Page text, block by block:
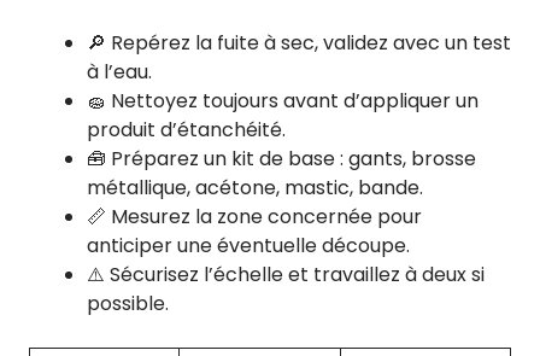
🔎 Repérez la fuite à sec, validez avec un test
à l’eau.
🧽 Nettoyez toujours avant d’appliquer un
produit d’étanchéité.
🧰 Préparez un kit de base : gants, brosse
métallique, acétone, mastic, bande.
📏 Mesurez la zone concernée pour
anticiper une éventuelle découpe.
⚠️ Sécurisez l’échelle et travaillez à deux si
possible.